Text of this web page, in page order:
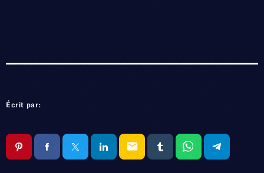
Écrit par:
email